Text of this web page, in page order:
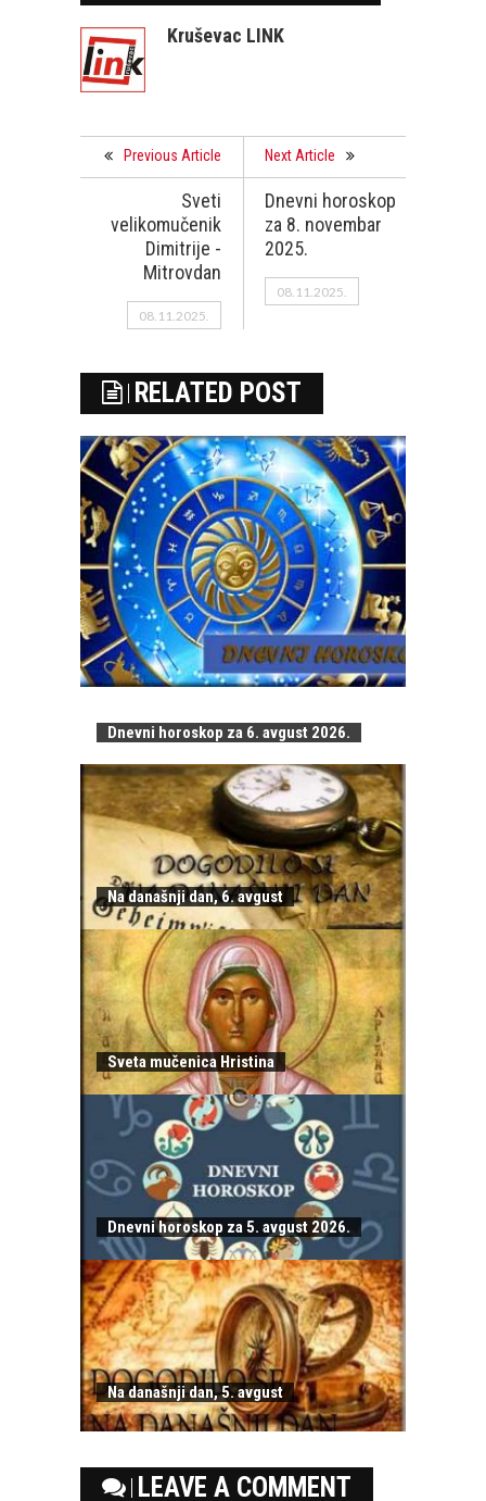
Kruševac LINK
Previous Article
Sveti
velikomučenik
Dimitrije -
Mitrovdan
08.11.2025.
Next Article
Dnevni horoskop
za 8. novembar
2025.
08.11.2025.
RELATED POST
Dnevni horoskop za 6. avgust 2026.
Na današnji dan, 6. avgust
Sveta mučenica Hristina
Dnevni horoskop za 5. avgust 2026.
Na današnji dan, 5. avgust
LEAVE A COMMENT